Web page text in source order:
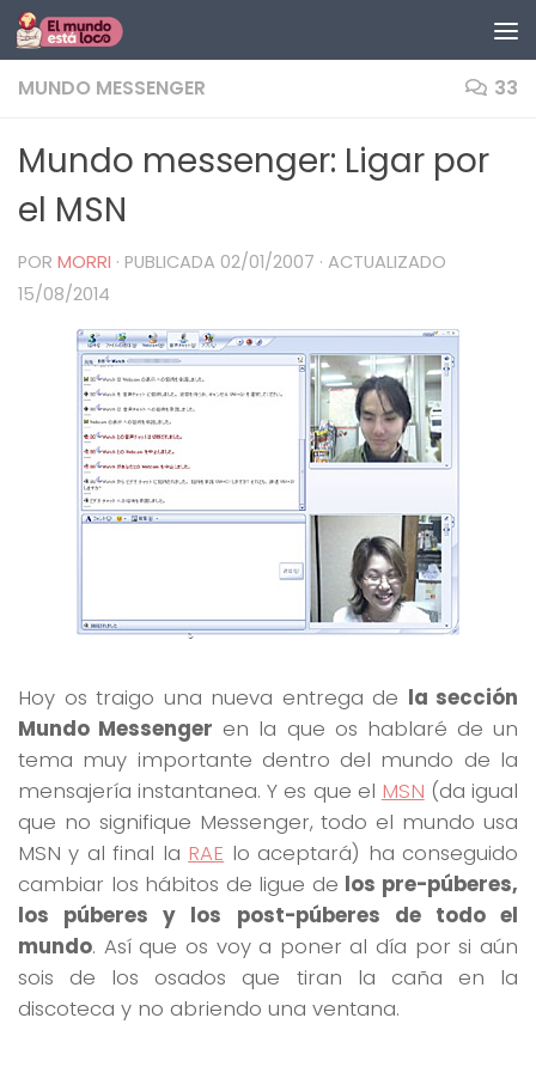
Saltar al contenido
MUNDO MESSENGER 33
Mundo messenger: Ligar por
el MSN
POR MORRI · PUBLICADA 02/01/2007 · ACTUALIZADO
15/08/2014
Hoy os traigo una nueva entrega de la sección
Mundo Messenger en la que os hablaré de un
tema muy importante dentro del mundo de la
mensajería instantanea. Y es que el MSN (da igual
que no signifique Messenger, todo el mundo usa
MSN y al final la RAE lo aceptará) ha conseguido
cambiar los hábitos de ligue de los pre-púberes,
los púberes y los post-púberes de todo el
mundo. Así que os voy a poner al día por si aún
sois de los osados que tiran la caña en la
discoteca y no abriendo una ventana.